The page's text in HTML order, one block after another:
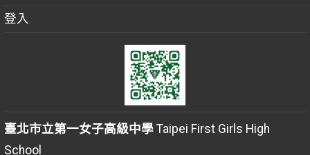
登入
臺北市立第一女子高級中學Taipei First Girls High
School